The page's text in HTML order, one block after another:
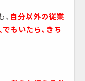
自分以外の従業
もいたら、きち